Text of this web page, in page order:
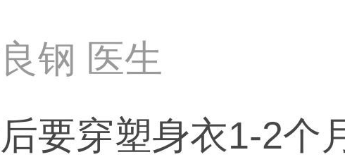
钢 医生
要穿塑身衣1-2个